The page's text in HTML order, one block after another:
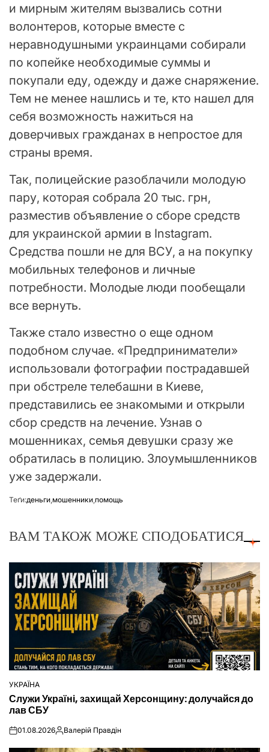
и мирным жителям вызвались сотни
волонтеров, которые вместе с
неравнодушными украинцами собирали
по копейке необходимые суммы и
покупали еду, одежду и даже снаряжение.
Тем не менее нашлись и те, кто нашел для
себя возможность нажиться на
доверчивых гражданах в непростое для
страны время.
Так, полицейские разоблачили молодую
пару, которая собрала 20 тыс. грн,
разместив объявление о сборе средств
для украинской армии в Instagram.
Средства пошли не для ВСУ, а на покупку
мобильных телефонов и личные
потребности. Молодые люди пообещали
все вернуть.
Также стало известно о еще одном
подобном случае. «Предприниматели»
использовали фотографии пострадавшей
при обстреле телебашни в Киеве,
представились ее знакомыми и открыли
сбор средств на лечение. Узнав о
мошенниках, семья девушки сразу же
обратилась в полицию. Злоумышленников
уже задержали.
Теґи:деньги мошенники помощь
ВАМ ТАКОЖ МОЖЕ СПОДОБАТИСЯ
ОПУБЛІКУВАТИ
У
УКРАЇНА
Служи Україні, захищай Херсонщину: долучайся до
лав СБУ
on01.08.2026Опубліковано
Валерій Правдін